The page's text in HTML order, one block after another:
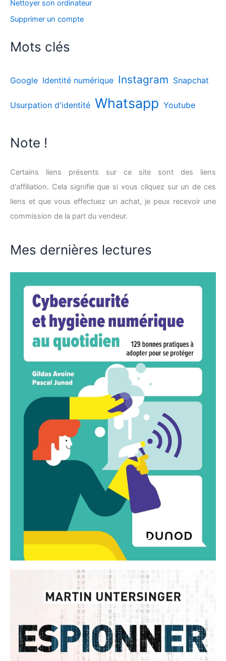
Nettoyer son ordinateur
Supprimer un compte
Mots clés
Google Identité numérique Instagram Snapchat
Usurpation d'identité Whatsapp Youtube
Note !
Certains liens présents sur ce site sont des liens
d'affiliation. Cela signifie que si vous cliquez sur un de ces
liens et que vous effectuez un achat, je peux recevoir une
commission de la part du vendeur.
Mes dernières lectures